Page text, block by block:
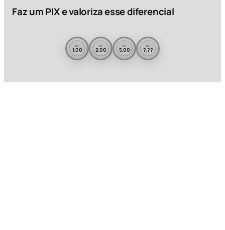
Faz um PIX e valoriza esse diferencial
R$
1,00 R$
2,00 R$
5,00 R$
?,??